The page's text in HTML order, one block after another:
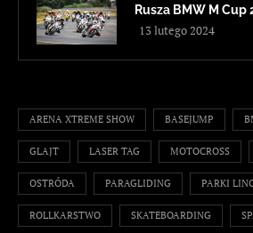
Rusza BMW M Cup
13 lutego 2024
ARENA XTREME SHOW BASEJUMP
GLAJT LASER TAG MOTOCROSS
OSTRÓDA PARAGLIDING PARKI
ROLLKARSTWO SKATEBOARDING